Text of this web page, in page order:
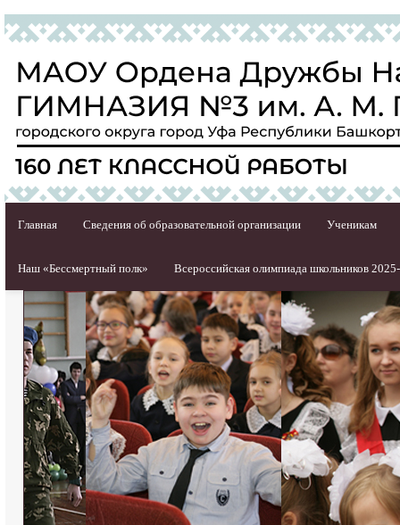
Главная Сведения об образовательной организации Ученикам
Наш «Бессмертный полк» Всероссийская олимпиада школьников